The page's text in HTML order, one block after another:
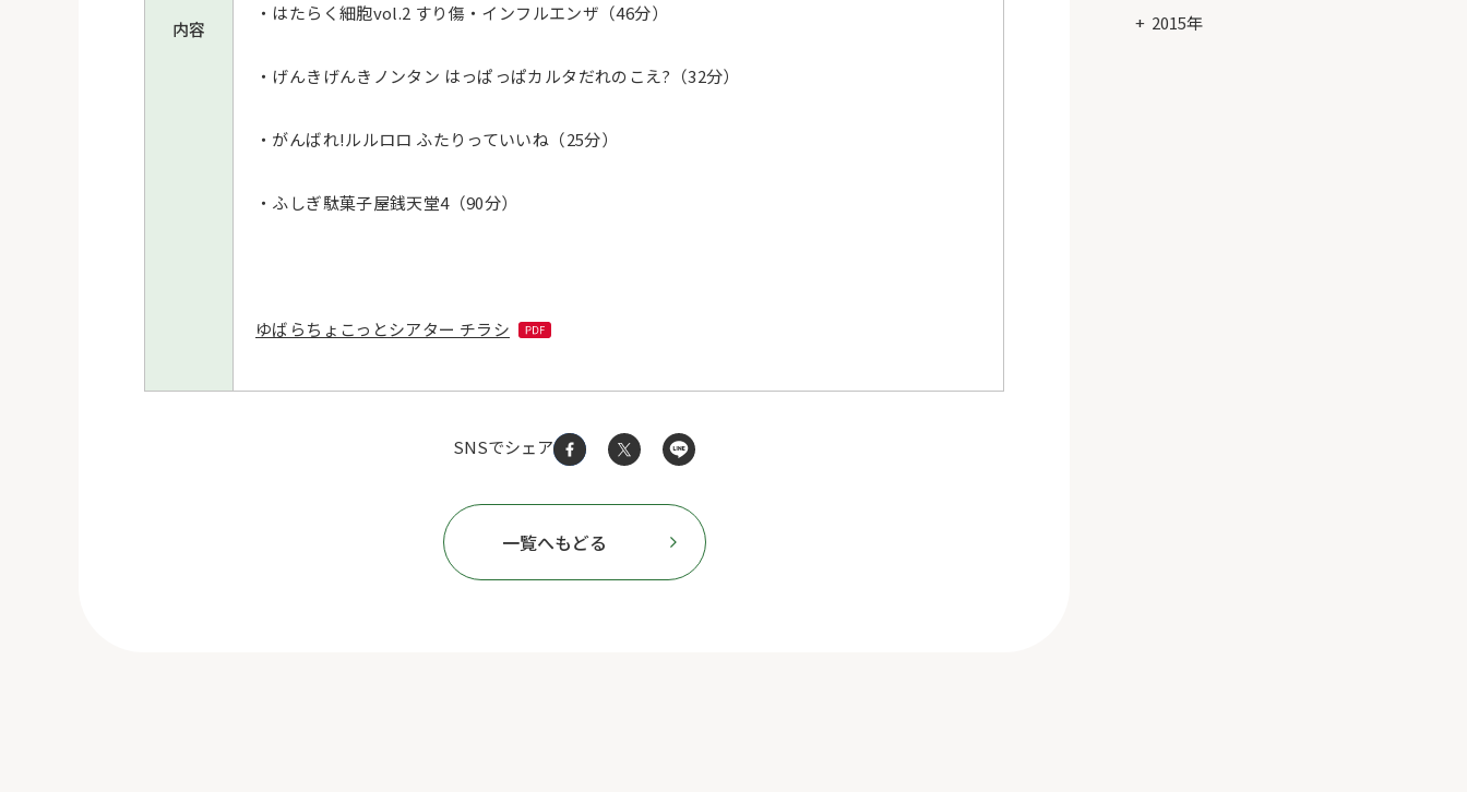
2015年
内容
・はたらく細胞vol.2 すり傷・インフルエンザ（46分）
・げんきげんきノンタン はっぱっぱカルタだれのこえ?（32分）
・がんばれ!ルルロロ ふたりっていいね（25分）
・ふしぎ駄菓子屋銭天堂4（90分）
ゆばらちょこっとシアター チラシ
SNSでシェア
一覧へもどる